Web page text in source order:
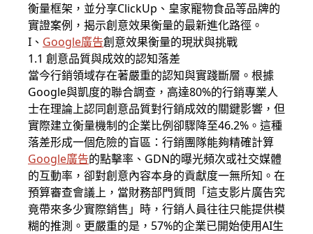
衡量框架，並分享ClickUp、皇家寵物食品等品牌的
實證案例，揭示創意效果衡量的最新進化路徑。
I、 Google廣告創意效果衡量的現狀與挑戰
1.1 創意品質與成效的認知落差
當今行銷領域存在著嚴重的認知與實踐斷層。根據
Google與凱度的聯合調查，高達80%的行銷專業人
士在理論上認同創意品質對行銷成效的關鍵影響，但
實際建立衡量機制的企業比例卻驟降至46.2%。這種
落差形成一個危險的盲區：行銷團隊能夠精確計算
Google廣告的點擊率、GDN的曝光頻次或社交媒體
的互動率，卻對創意內容本身的貢獻度一無所知。在
預算審查會議上，當財務部門質問「這支影片廣告究
竟帶來多少實際銷售」時，行銷人員往往只能提供模
糊的推測。更嚴重的是，57%的企業已開始使用AI生